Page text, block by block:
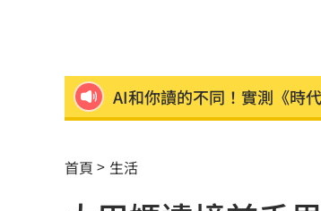
這大廠三支柱到位 全年
它躋身美禁令受惠者 上半年
首頁 生活